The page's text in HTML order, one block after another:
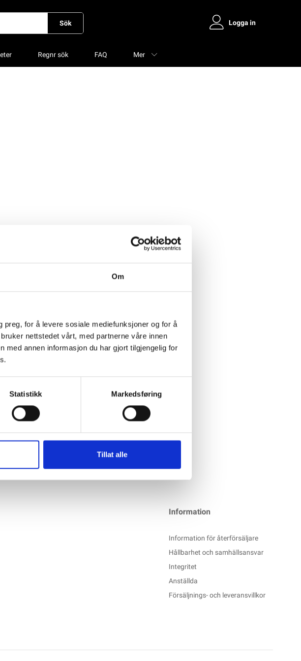
Om
for å levere sosiale mediefunksjoner og for å
nettstedet vårt, med partnerne våre innen
med annen informasjon du har gjort tilgjengelig for
Statistikk Markedsføring
Tillat alle
Sök Logga in
Regnr sök FAQ Mer
Information
Information för återförsäljare
Hållbarhet och samhällsansvar
Integritet
Anställda
Försäljnings- och leveransvillkor